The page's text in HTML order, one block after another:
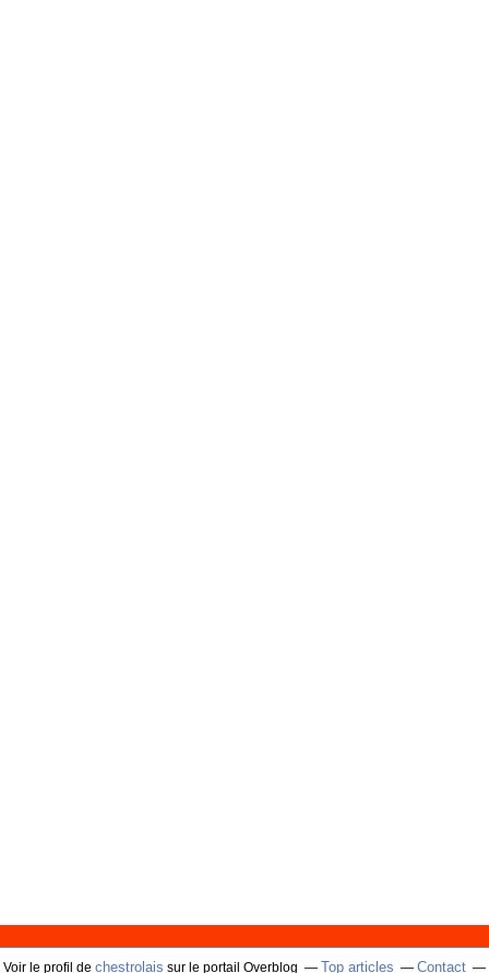
Voir le profil de chestrolais sur le portail Overblog Top articles Contact